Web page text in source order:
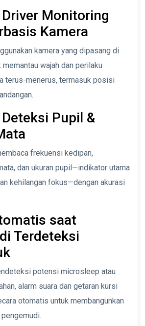
Monitoring
Kamera
kamera yang dipasang di
wajah dan perilaku
terus-menerus, termasuk posisi
Pupil &
frekuensi kedipan,
dan ukuran pupil—indikator utama
kehilangan fokus—dengan akurasi
saat
Terdeteksi
potensi microsleep atau
alarm suara dan getaran kursi
otomatis untuk membangunkan